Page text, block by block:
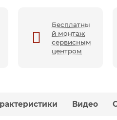
Бесплатны
й монтаж
сервисным
центром
Видео